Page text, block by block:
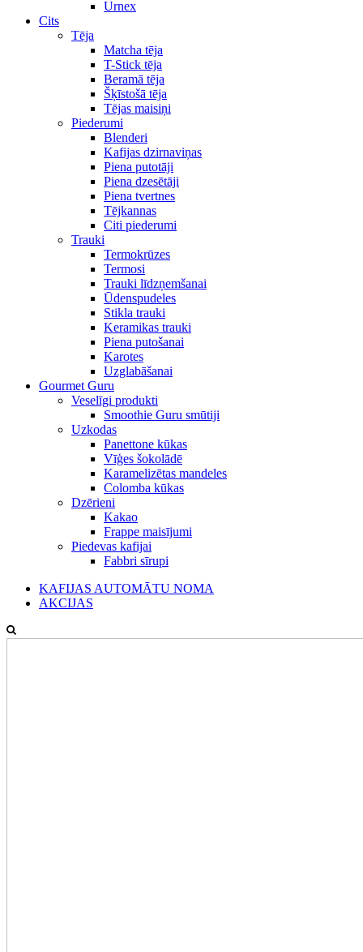
Urnex
Cits
Tēja
Matcha tēja
T-Stick tēja
Beramā tēja
Šķīstošā tēja
Tējas maisiņi
Piederumi
Blenderi
Kafijas dzirnaviņas
Piena putotāji
Piena dzesētāji
Piena tvertnes
Tējkannas
Citi piederumi
Trauki
Termokrūzes
Termosi
Trauki līdzņemšanai
Ūdenspudeles
Stikla trauki
Keramikas trauki
Piena putošanai
Karotes
Uzglabāšanai
Gourmet Guru
Veselīgi produkti
Smoothie Guru smūtiji
Uzkodas
Panettone kūkas
Vīģes šokolādē
Karamelizētas mandeles
Colomba kūkas
Dzērieni
Kakao
Frappe maisījumi
Piedevas kafijai
Fabbri sīrupi
KAFIJAS AUTOMĀTU NOMA
AKCIJAS